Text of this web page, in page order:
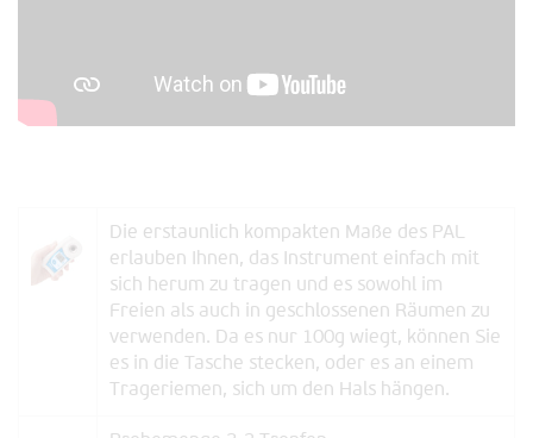
Die erstaunlich kompakten Maße des PAL
erlauben Ihnen, das Instrument einfach mit
sich herum zu tragen und es sowohl im
Freien als auch in geschlossenen Räumen zu
verwenden. Da es nur 100g wiegt, können Sie
es in die Tasche stecken, oder es an einem
Trageriemen, sich um den Hals hängen.